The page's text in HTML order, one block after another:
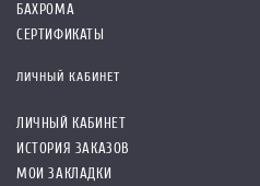
БАХРОМА
СЕРТИФИКАТЫ
ЛИЧНЫЙ КАБИНЕТ
ЛИЧНЫЙ КАБИНЕТ
ИСТОРИЯ ЗАКАЗОВ
МОИ ЗАКЛАДКИ